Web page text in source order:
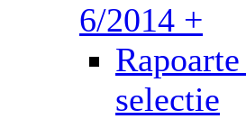
6/2014 +
selectie